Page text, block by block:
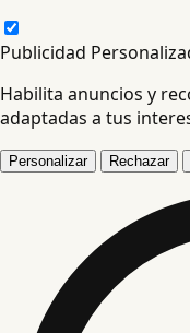
Publicidad
Habilita anuncios y
adaptadas a tus
Personalizar Rechazar